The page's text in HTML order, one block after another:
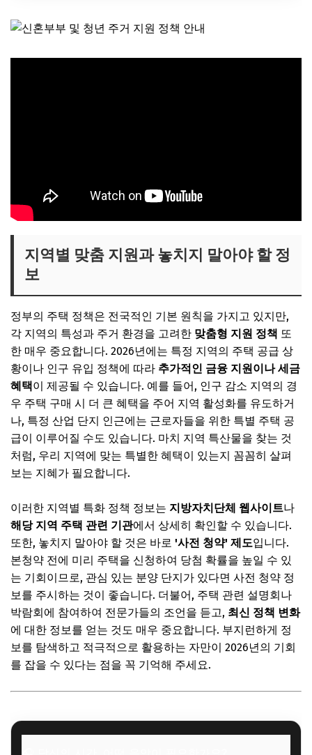
지역별 맞춤 지원과 놓치지 말아야 할 정
보
정부의 주택 정책은 전국적인 기본 원칙을 가지고 있지만,
각 지역의 특성과 주거 환경을 고려한 맞춤형 지원 정책 또
한 매우 중요합니다. 2026년에는 특정 지역의 주택 공급 상
황이나 인구 유입 정책에 따라 추가적인 금융 지원이나 세금
혜택이 제공될 수 있습니다. 예를 들어, 인구 감소 지역의 경
우 주택 구매 시 더 큰 혜택을 주어 지역 활성화를 유도하거
나, 특정 산업 단지 인근에는 근로자들을 위한 특별 주택 공
급이 이루어질 수도 있습니다. 마치 지역 특산물을 찾는 것
처럼, 우리 지역에 맞는 특별한 혜택이 있는지 꼼꼼히 살펴
보는 지혜가 필요합니다.
이러한 지역별 특화 정책 정보는 지방자치단체 웹사이트나
해당 지역 주택 관련 기관에서 상세히 확인할 수 있습니다.
또한, 놓치지 말아야 할 것은 바로 '사전 청약' 제도입니다.
본청약 전에 미리 주택을 신청하여 당첨 확률을 높일 수 있
는 기회이므로, 관심 있는 분양 단지가 있다면 사전 청약 정
보를 주시하는 것이 좋습니다. 더불어, 주택 관련 설명회나
박람회에 참여하여 전문가들의 조언을 듣고, 최신 정책 변화
에 대한 정보를 얻는 것도 매우 중요합니다. 부지런하게 정
보를 탐색하고 적극적으로 활용하는 자만이 2026년의 기회
를 잡을 수 있다는 점을 꼭 기억해 주세요.